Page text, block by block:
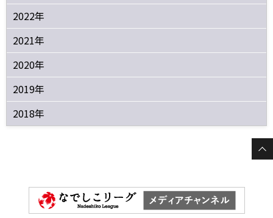
2022年
2021年
2020年
2019年
2018年